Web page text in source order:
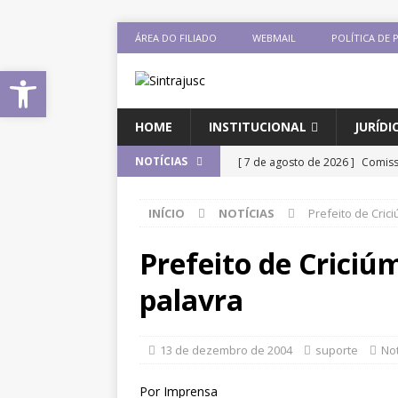
ÁREA DO FILIADO WEBMAIL POLÍTICA DE
HOME INSTITUCIONAL
NOTÍCIAS [ 7 de agosto de 2026 ]
[ 7 de agosto de 2026 ]
previsão de reajuste de 8%;
[ 6 de agosto de 2026 ]
INÍCIO NOTÍCIAS Prefeito de
Prefeito de
palavra
13 de dezembro de 2004 suporte
Por Imprensa
Abrir a barra de ferramentas